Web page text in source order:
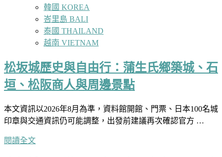
韓國 KOREA
峇里島 BALI
泰國 THAILAND
越南 VIETNAM
松坂城歷史與自由行：蒲生氏鄉築城、石
垣、松阪商人與周邊景點
本文資訊以2026年8月為準，資料館開館、門票、日本100名城
印章與交通資訊仍可能調整，出發前建議再次確認官方 …
閱讀全文